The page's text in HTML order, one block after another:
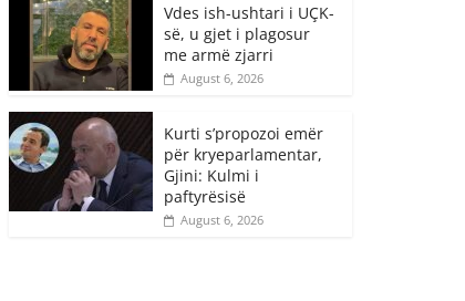
Vdes ish-ushtari i UÇK-
së, u gjet i plagosur
me armë zjarri
August 6, 2026
Kurti s’propozoi emër
për kryeparlamentar,
Gjini: Kulmi i
paftyrësisë
August 6, 2026